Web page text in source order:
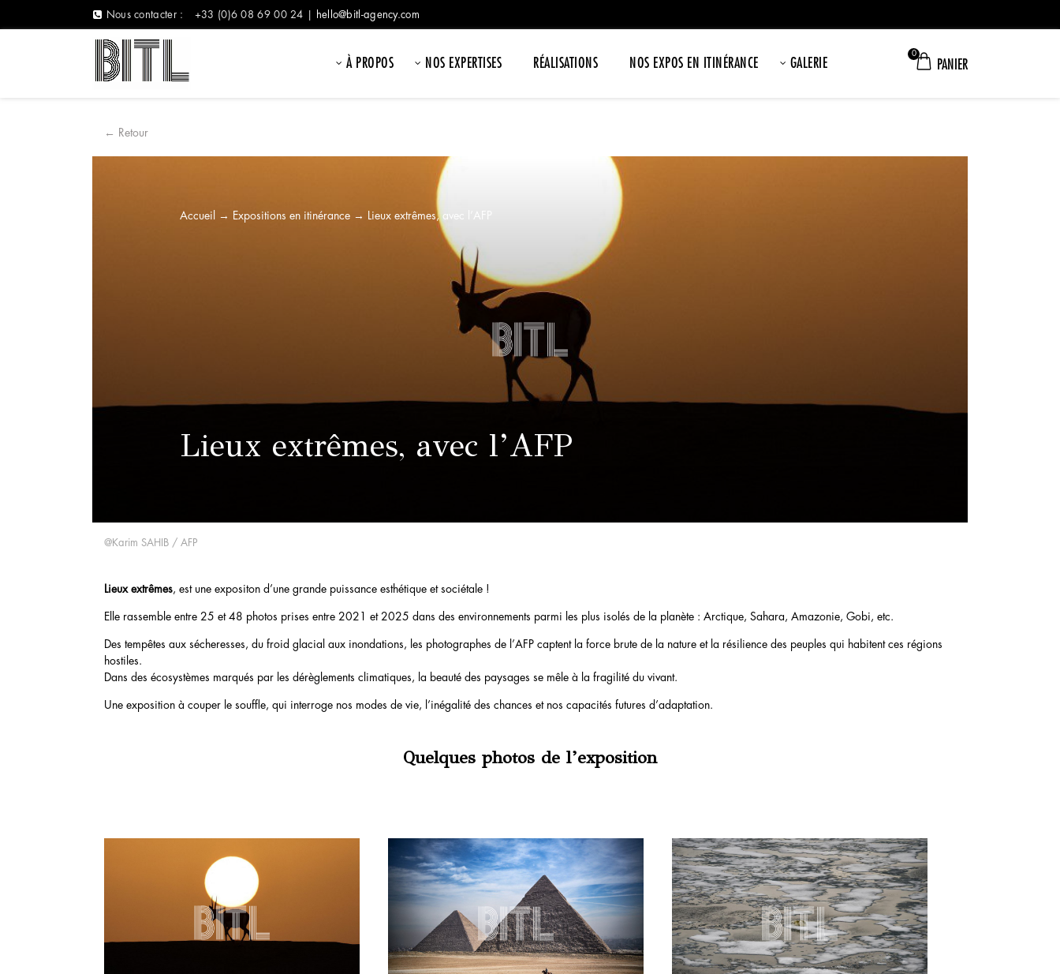
Nous contacter : +33 (0)6 08 69 00 24 | hello@bitl-agency.com
À PROPOS NOS EXPERTISES RÉALISATIONS NOS EXPOS EN ITINÉRANCE GALERIE
0
PANIER
← Retour
Accueil → Expositions en itinérance → Lieux extrêmes, avec l’AFP
Lieux extrêmes, avec l’AFP
@Karim SAHIB / AFP
Lieux extrêmes, est une expositon d’une grande puissance esthétique et sociétale !
Elle rassemble entre 25 et 48 photos prises entre 2021 et 2025 dans des environnements parmi les plus isolés de la planète : Arctique, Sahara, Amazonie, Gobi, etc.
Des tempêtes aux sécheresses, du froid glacial aux inondations, les photographes de l’AFP captent la force brute de la nature et la résilience des peuples qui habitent ces régions
hostiles.
Dans des écosystèmes marqués par les dérèglements climatiques, la beauté des paysages se mêle à la fragilité du vivant.
Une exposition à couper le souffle, qui interroge nos modes de vie, l’inégalité des chances et nos capacités futures d’adaptation.
Quelques photos de l’exposition